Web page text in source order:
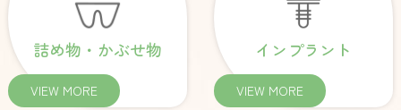
詰め物・かぶせ物
VIEW MORE
インプラント
VIEW MORE